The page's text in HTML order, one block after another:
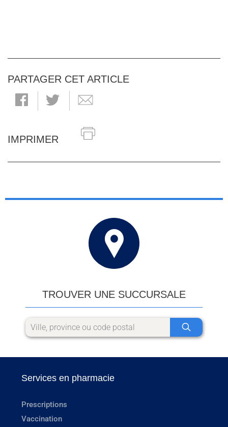
PARTAGER CET ARTICLE
IMPRIMER
TROUVER UNE SUCCURSALE
Services en pharmacie
Prescriptions
Vaccination